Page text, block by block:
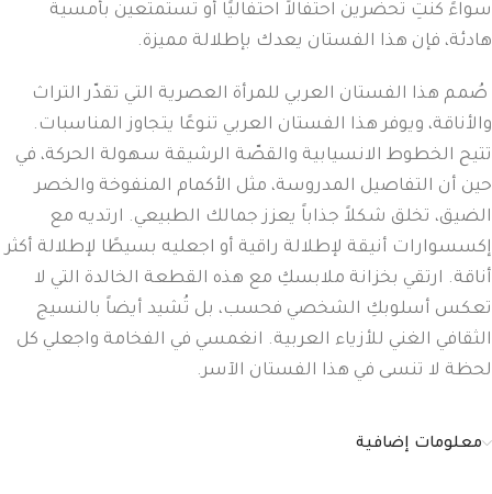
سواءً كنتِ تحضرين احتفالاً احتفاليًا أو تستمتعين بأمسية
هادئة، فإن هذا الفستان يعدك بإطلالة مميزة.
صُمم هذا الفستان العربي للمرأة العصرية التي تقدّر التراث
والأناقة، ويوفر هذا الفستان العربي تنوعًا يتجاوز المناسبات.
تتيح الخطوط الانسيابية والقصّة الرشيقة سهولة الحركة، في
حين أن التفاصيل المدروسة، مثل الأكمام المنفوخة والخصر
الضيق، تخلق شكلاً جذاباً يعزز جمالك الطبيعي. ارتديه مع
إكسسوارات أنيقة لإطلالة راقية أو اجعليه بسيطًا لإطلالة أكثر
أناقة. ارتقي بخزانة ملابسكِ مع هذه القطعة الخالدة التي لا
تعكس أسلوبكِ الشخصي فحسب، بل تُشيد أيضاً بالنسيج
الثقافي الغني للأزياء العربية. انغمسي في الفخامة واجعلي كل
لحظة لا تنسى في هذا الفستان الآسر.
معلومات إضافية